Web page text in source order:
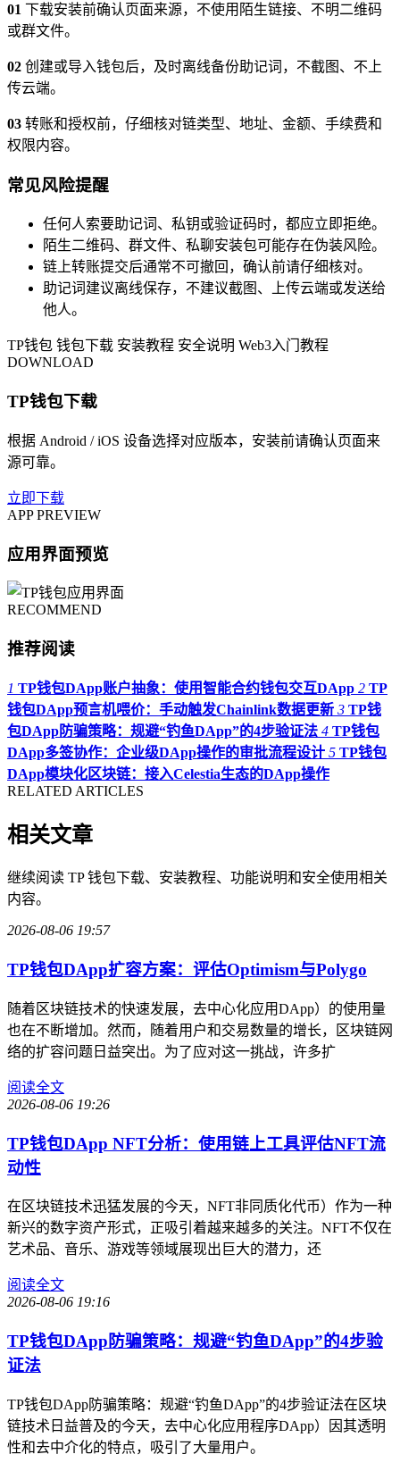
01 下载安装前确认页面来源，不使用陌生链接、不明二维码
或群文件。
02 创建或导入钱包后，及时离线备份助记词，不截图、不上
传云端。
03 转账和授权前，仔细核对链类型、地址、金额、手续费和
权限内容。
常见风险提醒
任何人索要助记词、私钥或验证码时，都应立即拒绝。
陌生二维码、群文件、私聊安装包可能存在伪装风险。
链上转账提交后通常不可撤回，确认前请仔细核对。
助记词建议离线保存，不建议截图、上传云端或发送给
他人。
TP钱包 钱包下载 安装教程 安全说明 Web3入门教程
DOWNLOAD
TP钱包下载
根据 Android / iOS 设备选择对应版本，安装前请确认页面来
源可靠。
立即下载
APP PREVIEW
应用界面预览
RECOMMEND
推荐阅读
1 TP钱包DApp账户抽象：使用智能合约钱包交互DApp 2 TP
钱包DApp预言机喂价：手动触发Chainlink数据更新 3 TP钱
包DApp防骗策略：规避“钓鱼DApp”的4步验证法 4 TP钱包
DApp多签协作：企业级DApp操作的审批流程设计 5 TP钱包
DApp模块化区块链：接入Celestia生态的DApp操作
RELATED ARTICLES
相关文章
继续阅读 TP 钱包下载、安装教程、功能说明和安全使用相关
内容。
2026-08-06 19:57
TP钱包DApp扩容方案：评估Optimism与Polygo
随着区块链技术的快速发展，去中心化应用DApp）的使用量
也在不断增加。然而，随着用户和交易数量的增长，区块链网
络的扩容问题日益突出。为了应对这一挑战，许多扩
阅读全文
2026-08-06 19:26
TP钱包DApp NFT分析：使用链上工具评估NFT流
动性
在区块链技术迅猛发展的今天，NFT非同质化代币）作为一种
新兴的数字资产形式，正吸引着越来越多的关注。NFT不仅在
艺术品、音乐、游戏等领域展现出巨大的潜力，还
阅读全文
2026-08-06 19:16
TP钱包DApp防骗策略：规避“钓鱼DApp”的4步验
证法
TP钱包DApp防骗策略：规避“钓鱼DApp”的4步验证法在区块
链技术日益普及的今天，去中心化应用程序DApp）因其透明
性和去中介化的特点，吸引了大量用户。